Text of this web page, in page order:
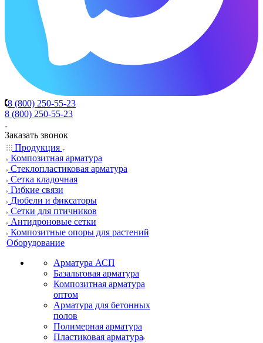
8 (800) 250-55-23
8 (800) 250-55-23
Заказать звонок
Продукция
Композитная арматура
Cтеклопластиковая арматура
Сетка кладочная
Гибкие связи
Дюбели и фиксаторы
Сетки для птичников
Антидроновые сетки
Композитные опоры для растений
Оборудование
Арматура АСП
Базальтовая арматура
Композитная арматура
оптом
Арматура для бетонных
полов
Полимерная арматура
Пластиковая арматура